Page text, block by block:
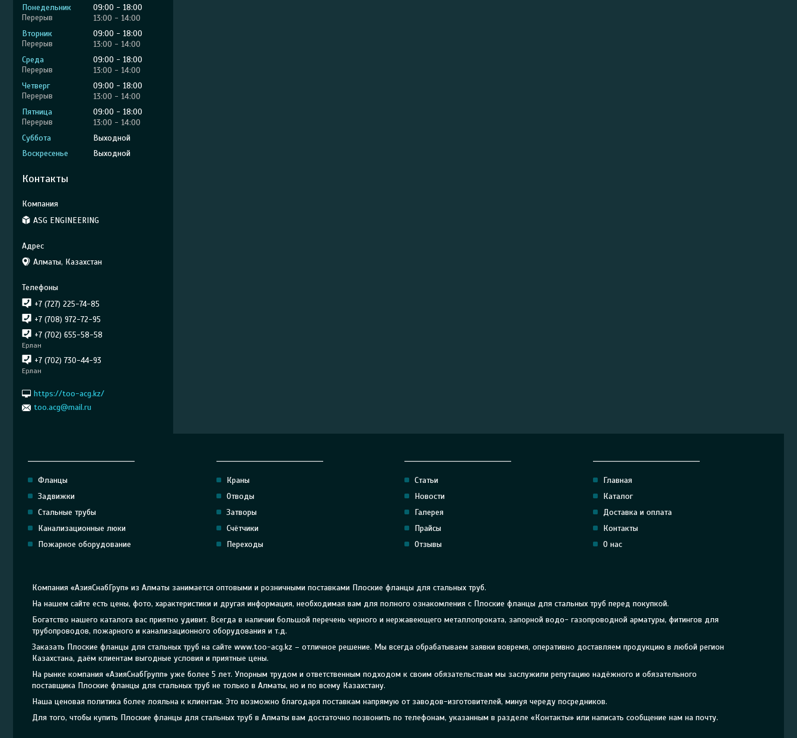
Понедельник 09:00
18:00
13:00
14:00
Вторник
09:00
18:00
13:00
14:00
Среда
09:00
18:00
13:00
14:00
Четверг
09:00
18:00
13:00
14:00
Пятница
09:00
18:00
13:00
14:00
Суббота
Выходной
Воскресенье
Выходной
Контакты
ASG ENGINEERING
Алматы, Казахстан
+7 (727) 225-74-85
+7 (708) 972-72-95
+7 (702) 655-58-58
Ерлан
+7 (702) 730-44-93
Ерлан
https://too-acg.kz/
too.acg@mail.ru
Фланцы
Задвижки
Стальные трубы
Канализационные люки
Пожарное оборудование
Краны
Отводы
Затворы
Счётчики
Переходы
Статьи
Новости
Галерея
Прайсы
Отзывы
Главная
Каталог
Доставка и оплата
Контакты
О нас
Компания «АзияСнабГруп» из Алматы занимается оптовыми и розничными поставками Плоские фланцы для стальных труб.
На нашем сайте есть цены, фото, характеристики и другая информация, необходимая вам для полного ознакомления с Плоские фланцы для стальных труб перед покупкой.
Богатство нашего каталога вас приятно удивит. Всегда в наличии большой перечень черного и нержавеющего металлопроката, запорной водо- газопроводной арматуры, фитингов для
трубопроводов, пожарного и канализационного оборудования и т.д.
Заказать Плоские фланцы для стальных труб на сайте www.too-acg.kz – отличное решение. Мы всегда обрабатываем заявки вовремя, оперативно доставляем продукцию в любой регион
Казахстана, даём клиентам выгодные условия и приятные цены.
На рынке компания «АзияСнабГрупп» уже более 5 лет. Упорным трудом и ответственным подходом к своим обязательствам мы заслужили репутацию надёжного и обязательного
поставщика Плоские фланцы для стальных труб не только в Алматы, но и по всему Казахстану.
Наша ценовая политика более лояльна к клиентам. Это возможно благодаря поставкам напрямую от заводов-изготовителей, минуя череду посредников.
Для того, чтобы купить Плоские фланцы для стальных труб в Алматы вам достаточно позвонить по телефонам, указанным в разделе «Контакты» или написать сообщение нам на почту.